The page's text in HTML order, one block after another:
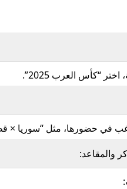
“كأس العرب 2025”.
في حضورها، مثل “سوريا ×